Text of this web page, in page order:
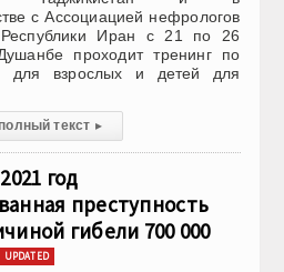
с Ассоциацией нефрологов
Иран с 21 по 26
проходит тренинг по
для взрослых и детей для
текст ▸
год
преступность
гибели 700 000
UPDATED